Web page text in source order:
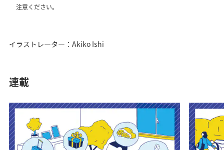
注意ください。
イラストレーター：Akiko Ishi
連載